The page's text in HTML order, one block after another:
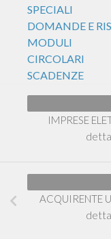
SPECIALI
DOMANDE E
MODULI
CIRCOLARI
SCADENZE
IMPRESE
ACQUIRENTE